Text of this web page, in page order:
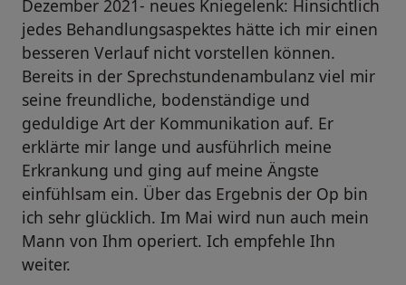
Dezember 2021- neues Kniegelenk: Hinsichtlich
jedes Behandlungsaspektes hätte ich mir einen
besseren Verlauf nicht vorstellen können.
Bereits in der Sprechstundenambulanz viel mir
seine freundliche, bodenständige und
geduldige Art der Kommunikation auf. Er
erklärte mir lange und ausführlich meine
Erkrankung und ging auf meine Ängste
einfühlsam ein. Über das Ergebnis der Op bin
ich sehr glücklich. Im Mai wird nun auch mein
Mann von Ihm operiert. Ich empfehle Ihn
weiter.